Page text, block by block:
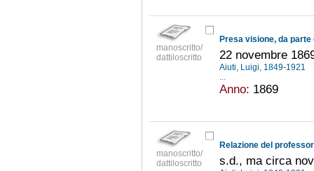
manoscritto/
dattiloscritto
22 novembre
Aiuti, Luigi, 1849-1921
...
Anno: 1869
manoscritto/
dattiloscritto
Relazione del
s.d., ma circa